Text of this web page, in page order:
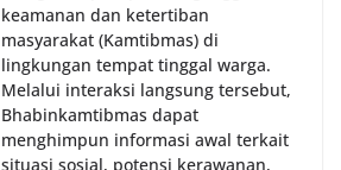
keamanan dan ketertiban
masyarakat (Kamtibmas) di
lingkungan tempat tinggal warga.
Melalui interaksi langsung tersebut,
Bhabinkamtibmas dapat
menghimpun informasi awal terkait
situasi sosial, potensi kerawanan,